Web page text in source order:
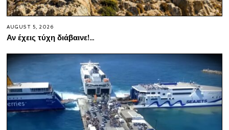
AUGUST 5, 2026
Αν έχεις τύχη διάβαινε!…